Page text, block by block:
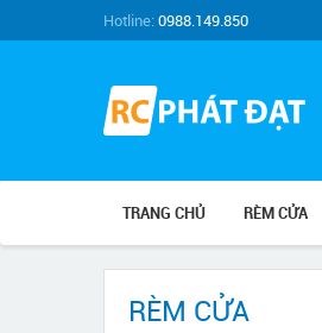
Hotline:0988.149.850
TRANG CHỦ RÈM CỬA
RÈM CỬA